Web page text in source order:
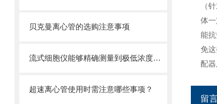
贝克曼离心管的选购注意事项
流式细胞仪能够精确测量到极低浓度的标记物
超速离心管使用时需注意哪些事项？
（
体
能
免
配
留